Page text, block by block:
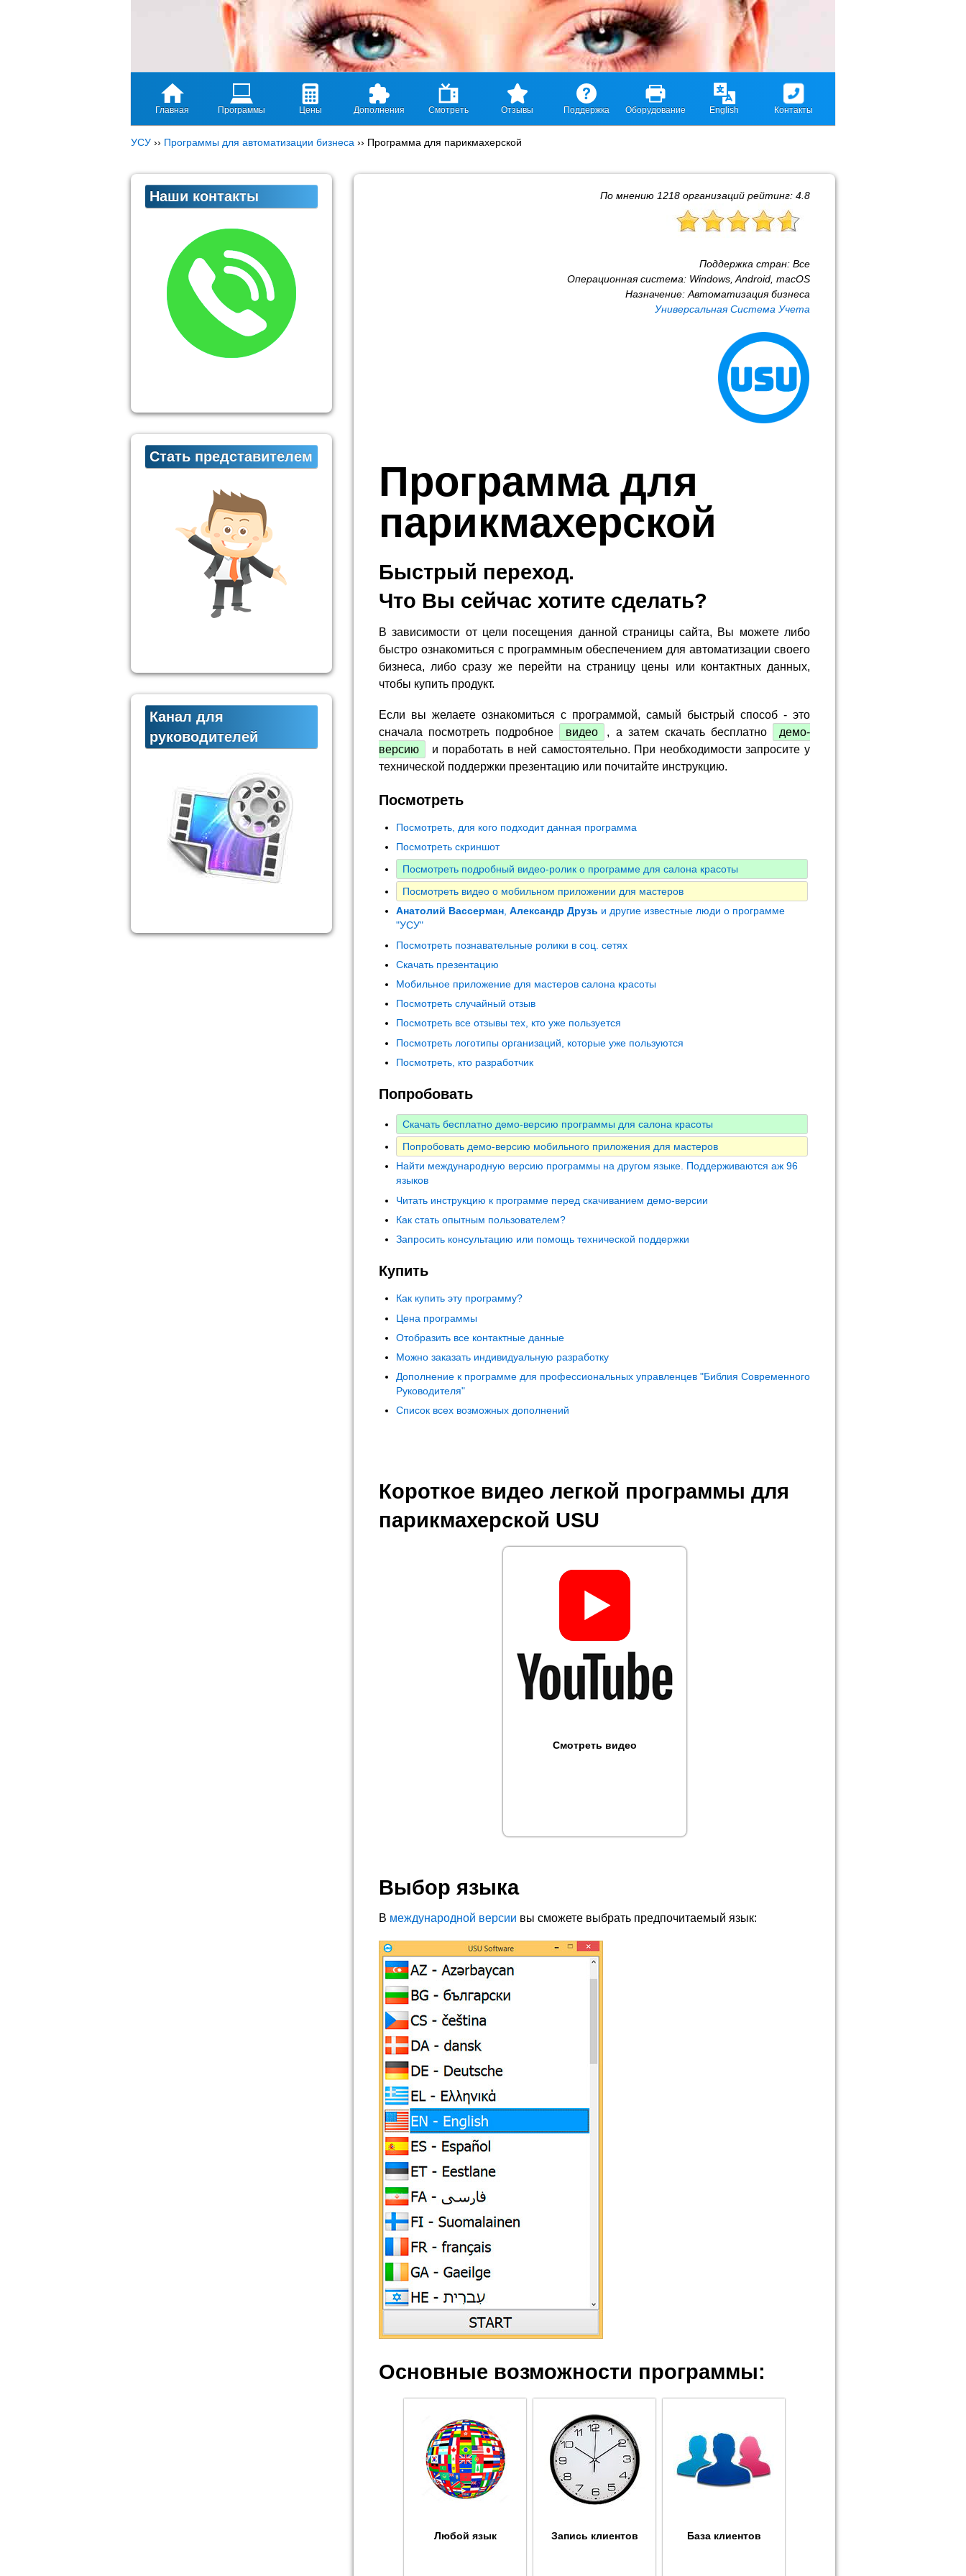
Главная Программы Цены Дополнения Смотреть Отзывы Поддержка Оборудование English Контакты
УСУ ›› Программы для автоматизации бизнеса ›› Программа для парикмахерской
По мнению 1218 организаций рейтинг: 4.8
Поддержка стран: Все
Операционная система: Windows, Android, macOS
Назначение: Автоматизация бизнеса
Универсальная Система Учета
Программа для
парикмахерской
Быстрый переход.
Что Вы сейчас хотите сделать?
В зависимости от цели посещения данной страницы сайта, Вы можете либо
быстро ознакомиться с программным обеспечением для автоматизации своего
бизнеса, либо сразу же перейти на страницу цены или контактных данных,
чтобы купить продукт.
Если вы желаете ознакомиться с программой, самый быстрый способ - это
сначала посмотреть подробное
видео , а затем скачать бесплатно
демо-
версию
и поработать в ней самостоятельно. При необходимости запросите у
технической поддержки презентацию или почитайте инструкцию.
Посмотреть
Посмотреть, для кого подходит данная программа
Посмотреть скриншот
Посмотреть подробный видео-ролик о программе для салона красоты
Посмотреть видео о мобильном приложении для мастеров
Анатолий Вассерман, Александр Друзь и другие известные люди о программе
"УСУ"
Посмотреть познавательные ролики в соц. сетях
Скачать презентацию
Мобильное приложение для мастеров салона красоты
Посмотреть случайный отзыв
Посмотреть все отзывы тех, кто уже пользуется
Посмотреть логотипы организаций, которые уже пользуются
Посмотреть, кто разработчик
Попробовать
Скачать бесплатно демо-версию программы для салона красоты
Попробовать демо-версию мобильного приложения для мастеров
Найти международную версию программы на другом языке. Поддерживаются аж 96
языков
Читать инструкцию к программе перед скачиванием демо-версии
Как стать опытным пользователем?
Запросить консультацию или помощь технической поддержки
Купить
Как купить эту программу?
Цена программы
Отобразить все контактные данные
Можно заказать индивидуальную разработку
Дополнение к программе для профессиональных управленцев "Библия Современного
Руководителя"
Список всех возможных дополнений
Короткое видео легкой программы для
парикмахерской USU
Смотреть видео
Выбор языка
В международной версии вы сможете выбрать предпочитаемый язык:
Основные возможности программы:
Любой язык Запись клиентов База клиентов
Наши контакты
Стать представителем
Канал для
руководителей